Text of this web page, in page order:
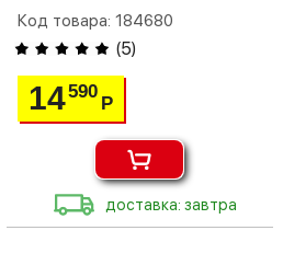
Код товара: 184680
(5)
14590
Р
доставка: завтра